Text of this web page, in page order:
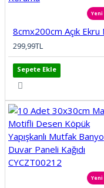
Yeni
299,99TL
Sepete Ekle
Yeni